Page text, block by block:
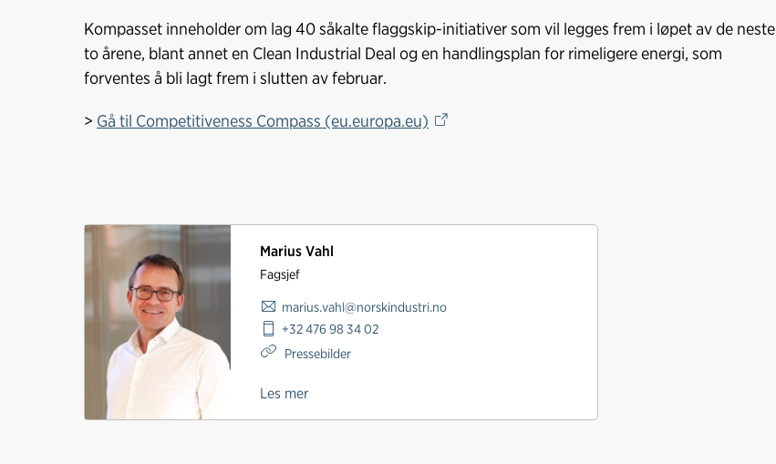
Kompasset inneholder om lag 40 såkalte flaggskip-initiativer som vil legges frem i løpet av de neste
to årene, blant annet en Clean Industrial Deal og en handlingsplan for rimeligere energi, som
forventes å bli lagt frem i slutten av februar.
> Gå til Competitiveness Compass (eu.europa.eu)
Marius Vahl
Fagsjef
marius.vahl@norskindustri.no
+32 476 98 34 02
Pressebilder
Les mer